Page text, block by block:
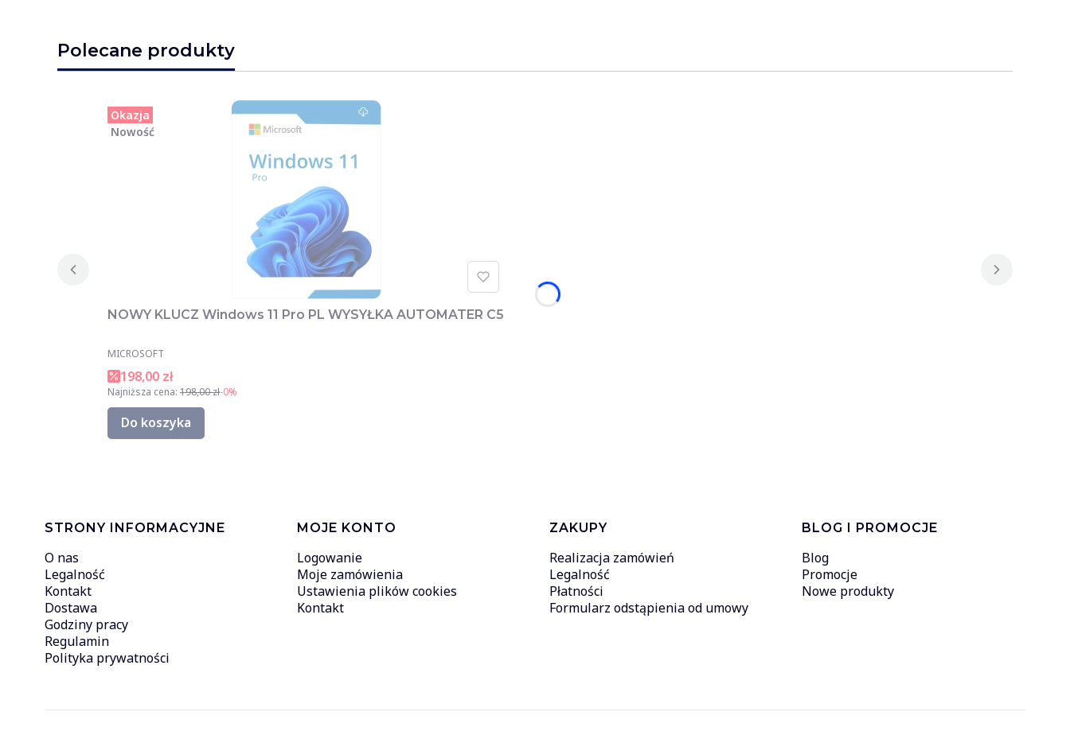
Polecane produkty
Okazja
Nowość
NOWY KLUCZ Windows 11 Pro PL WYSYŁKA AUTOMATER C5
MICROSOFT
198,00 zł
Najniższa cena: 198,00 zł-0%
Do koszyka
Linki w stopce
STRONY INFORMACYJNE
O nas
Legalność
Kontakt
Dostawa
Godziny pracy
Regulamin
Polityka prywatności
MOJE KONTO
Logowanie
Moje zamówienia
Ustawienia plików cookies
Kontakt
ZAKUPY
Realizacja zamówień
Legalność
Płatności
Formularz odstąpienia od umowy
BLOG I PROMOCJE
Blog
Promocje
Nowe produkty